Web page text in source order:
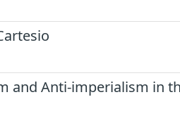
and Anti-imperialism in